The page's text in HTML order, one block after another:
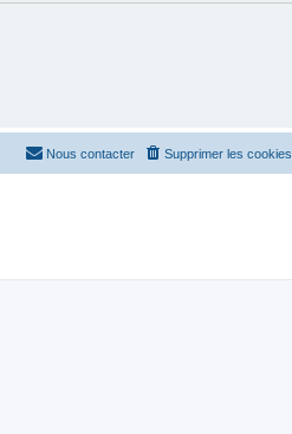
Supprimer les cookies
Nous contacter